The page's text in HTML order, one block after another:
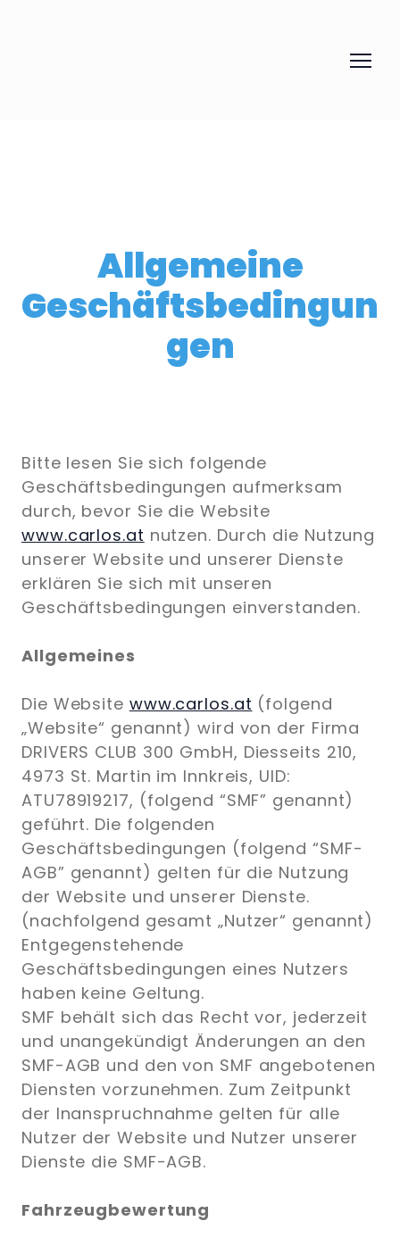
Allgemeine
Geschäftsbedingun
gen
Bitte lesen Sie sich folgende
Geschäftsbedingungen aufmerksam
durch, bevor Sie die Website
www.carlos.at nutzen. Durch die Nutzung
unserer Website und unserer Dienste
erklären Sie sich mit unseren
Geschäftsbedingungen einverstanden.
Allgemeines
Die Website www.carlos.at (folgend
„Website“ genannt) wird von der Firma
DRIVERS CLUB 300 GmbH, Diesseits 210,
4973 St. Martin im Innkreis, UID:
ATU78919217, (folgend “SMF” genannt)
geführt. Die folgenden
Geschäftsbedingungen (folgend “SMF-
AGB” genannt) gelten für die Nutzung
der Website und unserer Dienste.
(nachfolgend gesamt „Nutzer“ genannt)
Entgegenstehende
Geschäftsbedingungen eines Nutzers
haben keine Geltung.
SMF behält sich das Recht vor, jederzeit
und unangekündigt Änderungen an den
SMF-AGB und den von SMF angebotenen
Diensten vorzunehmen. Zum Zeitpunkt
der Inanspruchnahme gelten für alle
Nutzer der Website und Nutzer unserer
Dienste die SMF-AGB.
Fahrzeugbewertung